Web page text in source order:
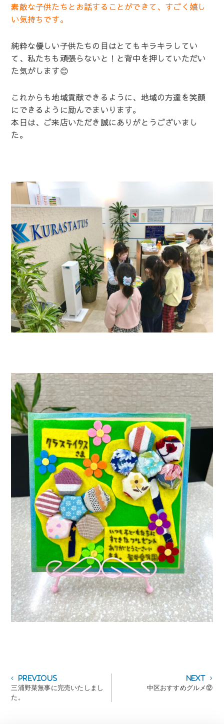
素敵な子供たちとお話することができて、すごく嬉し
い気持ちです。
純粋な優しい子供たちの目はとてもキラキラしてい
て、私たちも頑張らないと！と背中を押していただい
た気がします😊
これからも地域貢献できるように、地域の方達を笑顔
にできるように励んでまいります。
本日は、ご来店いただき誠にありがとうございまし
た。
投
稿
ナ
PreviousPrevious
post:
三浦野菜無事に完売いたしまし
た。
Next
中区おすすめグルメ⑫